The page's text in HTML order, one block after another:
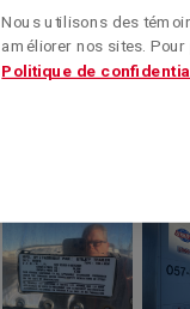
Nous utilisons des
améliorer nos sites. Pour
Politique de